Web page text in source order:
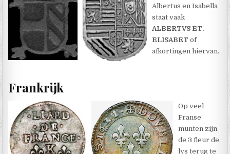
Albertus en Isabella
staat vaak
ALBERTVS ET.
ELISABETof
afkortingen hiervan.
Frankrijk
Op veel
Franse
munten zijn
de 3 fleur de
lys terug te